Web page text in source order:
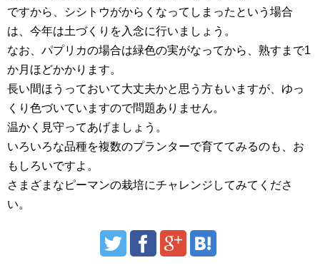
ですから、シシトウがからくなってしまったという場合
は、今年は土づくりを入念に行いましょう。
なお、パプリカの場合は緑色の実がなってから、熟すまで1
か月ほどかかります。
長い間ほうっておいて大丈夫かと思う方もいますが、ゆっ
くり色づいていますので問題ありません。
温かく見守ってあげましょう。
いろいろな品種を複数のプランターで育ててみるのも、お
もしろいですよ。
さまざまなピーマンの栽培にチャレンジしてみてくださ
い。